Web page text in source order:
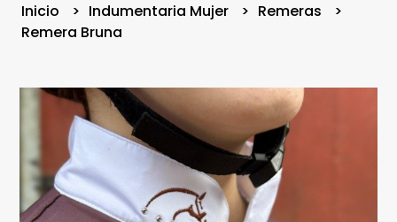
Inicio Indumentaria Mujer
Remeras
Remera Bruna